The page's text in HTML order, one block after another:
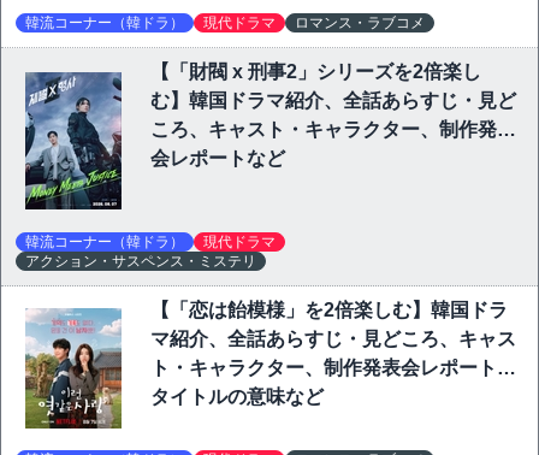
韓流コーナー（韓ドラ） 現代ドラマ ロマンス・ラブコメ
【「財閥 x 刑事2」シリーズを2倍楽し
む】韓国ドラマ紹介、全話あらすじ・見ど
ころ、キャスト・キャラクター、制作発表
会レポートなど
韓流コーナー（韓ドラ）
現代ドラマ
アクション・サスペンス・ミステリ
【「恋は飴模様」を2倍楽しむ】韓国ドラ
マ紹介、全話あらすじ・見どころ、キャス
ト・キャラクター、制作発表会レポート、
タイトルの意味など